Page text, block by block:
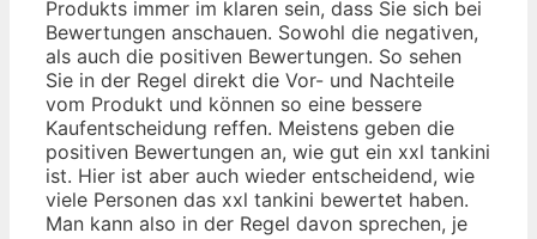
Produkts immer im klaren sein, dass Sie sich bei
Bewertungen anschauen. Sowohl die negativen,
als auch die positiven Bewertungen. So sehen
Sie in der Regel direkt die Vor- und Nachteile
vom Produkt und können so eine bessere
Kaufentscheidung reffen. Meistens geben die
positiven Bewertungen an, wie gut ein xxl tankini
ist. Hier ist aber auch wieder entscheidend, wie
viele Personen das xxl tankini bewertet haben.
Man kann also in der Regel davon sprechen, je